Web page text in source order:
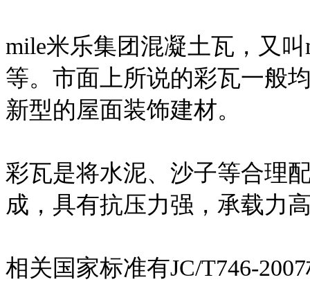
mile米乐集团混凝土瓦，又
等。市面上所说的彩瓦一般
新型的屋面装饰建材。
彩瓦是将水泥、沙子等合理
成，具有抗压力强，承载力
相关国家标准有JC/T746-